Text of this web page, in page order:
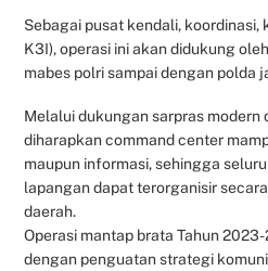
Sebagai pusat kendali, koordinasi,
K3I), operasi ini akan didukung
mabes polri sampai dengan polda
Melalui dukungan sarpras modern
diharapkan command center
maupun informasi, sehingga
lapangan dapat terorganisir
daerah.
Operasi mantap brata Tahun
dengan penguatan strategi